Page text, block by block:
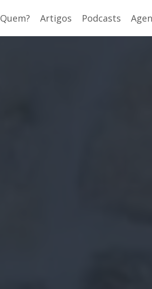
Quem? Artigos Podcasts